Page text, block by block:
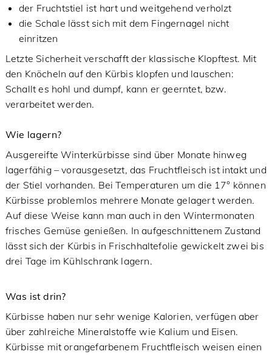
der Fruchtstiel ist hart und weitgehend verholzt
die Schale lässt sich mit dem Fingernagel nicht
einritzen
Letzte Sicherheit verschafft der klassische Klopftest. Mit
den Knöcheln auf den Kürbis klopfen und lauschen:
Schallt es hohl und dumpf, kann er geerntet, bzw.
verarbeitet werden.
Wie lagern?
Ausgereifte Winterkürbisse sind über Monate hinweg
lagerfähig – vorausgesetzt, das Fruchtfleisch ist intakt und
der Stiel vorhanden. Bei Temperaturen um die 17° können
Kürbisse problemlos mehrere Monate gelagert werden.
Auf diese Weise kann man auch in den Wintermonaten
frisches Gemüse genießen. In aufgeschnittenem Zustand
lässt sich der Kürbis in Frischhaltefolie gewickelt zwei bis
drei Tage im Kühlschrank lagern.
Was ist drin?
Kürbisse haben nur sehr wenige Kalorien, verfügen aber
über zahlreiche Mineralstoffe wie Kalium und Eisen.
Kürbisse mit orangefarbenem Fruchtfleisch weisen einen